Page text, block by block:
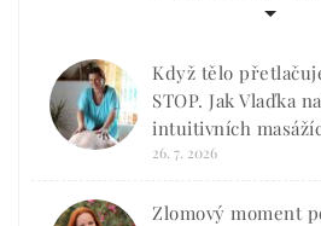
Když tělo
STOP. Jak Vlaďka
intuitivních
26. 7. 2026
Zlomový moment